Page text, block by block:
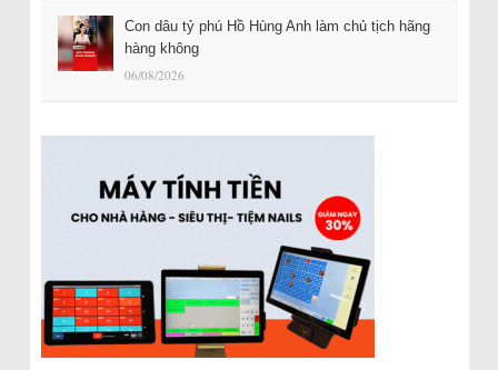
Con dâu tỷ phú Hồ Hùng Anh làm chủ tịch hãng
hàng không
06/08/2026